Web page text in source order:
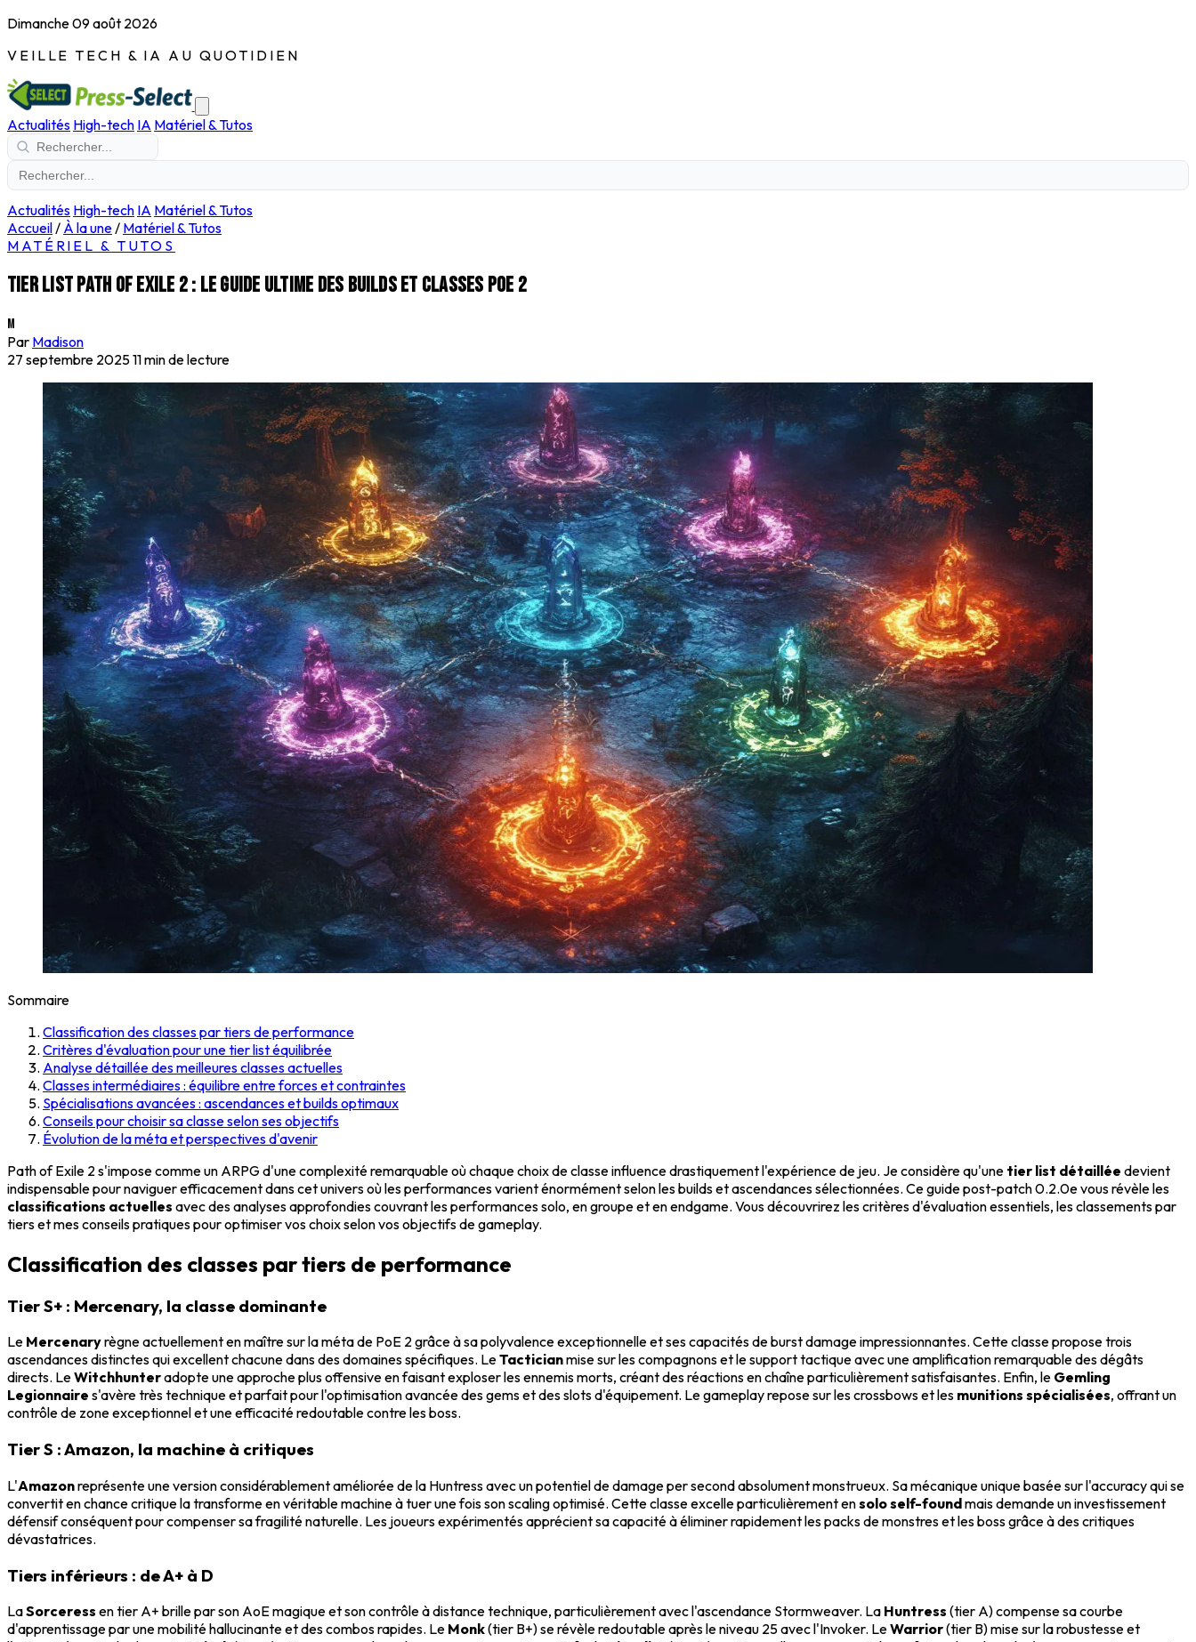
Dimanche 09 août 2026
VEILLE TECH & IA AU QUOTIDIEN
Actualités High-tech IA Matériel & Tutos
Actualités High-tech IA Matériel & Tutos
Accueil/ À la une/ Matériel & Tutos
MATÉRIEL & TUTOS
Tier list Path of Exile 2 : le guide ultime des builds et classes PoE 2
M
Par Madison
27 septembre 202511 min de lecture
Sommaire
Classification des classes par tiers de performance
Critères d'évaluation pour une tier list équilibrée
Analyse détaillée des meilleures classes actuelles
Classes intermédiaires : équilibre entre forces et contraintes
Spécialisations avancées : ascendances et builds optimaux
Conseils pour choisir sa classe selon ses objectifs
Évolution de la méta et perspectives d'avenir
Path of Exile 2 s'impose comme un ARPG d'une complexité remarquable où chaque choix de classe influence drastiquement l'expérience de jeu. Je considère qu'une tier list détaillée devient
indispensable pour naviguer efficacement dans cet univers où les performances varient énormément selon les builds et ascendances sélectionnées. Ce guide post-patch 0.2.0e vous révèle les
classifications actuelles avec des analyses approfondies couvrant les performances solo, en groupe et en endgame. Vous découvrirez les critères d'évaluation essentiels, les classements par
tiers et mes conseils pratiques pour optimiser vos choix selon vos objectifs de gameplay.
Classification des classes par tiers de performance
Tier S+ : Mercenary, la classe dominante
Le Mercenaryrègne actuellement en maître sur la méta de PoE 2 grâce à sa polyvalence exceptionnelle et ses capacités de burst damage impressionnantes. Cette classe propose trois
ascendances distinctes qui excellent chacune dans des domaines spécifiques. LeTacticianmise sur les compagnons et le support tactique avec une amplification remarquable des dégâts
directs. LeWitchhunteradopte une approche plus offensive en faisant exploser les ennemis morts, créant des réactions en chaîne particulièrement satisfaisantes. Enfin, le Gemling
Legionnaire s'avère très technique et parfait pour l'optimisation avancée des gems et des slots d'équipement. Le gameplay repose sur les crossbows et les munitions spécialisées, offrant un
contrôle de zone exceptionnel et une efficacité redoutable contre les boss.
Tier S : Amazon, la machine à critiques
L'Amazonreprésente une version considérablement améliorée de la Huntress avec un potentiel de damage per second absolument monstrueux. Sa mécanique unique basée sur l'accuracy qui se
convertit en chance critique la transforme en véritable machine à tuer une fois son scaling optimisé. Cette classe excelle particulièrement ensolo self-foundmais demande un investissement
défensif conséquent pour compenser sa fragilité naturelle. Les joueurs expérimentés apprécient sa capacité à éliminer rapidement les packs de monstres et les boss grâce à des critiques
dévastatrices.
Tiers inférieurs : de A+ à D
LaSorceress en tier A+ brille par son AoE magique et son contrôle à distance technique, particulièrement avec l'ascendance Stormweaver. La Huntress (tier A) compense sa courbe
d'apprentissage par une mobilité hallucinante et des combos rapides. Le Monk(tier B+) se révèle redoutable après le niveau 25 avec l'Invoker. LeWarrior(tier B) mise sur la robustesse et